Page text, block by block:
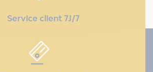
Service client 7J/7